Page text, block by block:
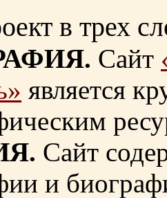
в трех
Сайт
является
Сайт
и